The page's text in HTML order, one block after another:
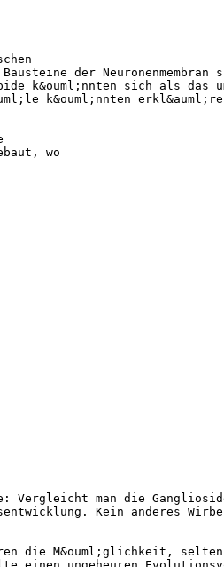
der
k&ouml;nnten sich als
k&ouml;nnten
wo
Vergleicht man die
Kein anderes
die M&ouml;glichkeit,